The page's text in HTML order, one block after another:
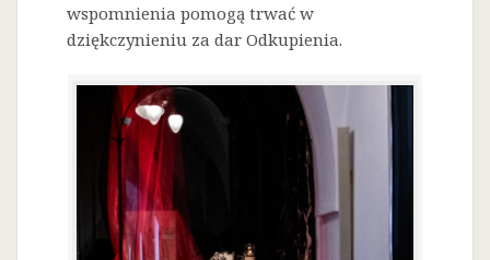
wspomnienia pomogą trwać w
dziękczynieniu za dar Odkupienia.